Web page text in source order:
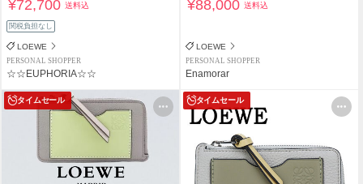
¥72,700送料込
関税負担なし
LOEWE
PERSONAL SHOPPER
☆☆EUPHORIA☆☆
¥88,000送料込
LOEWE
PERSONAL SHOPPER
Enamorar
タイムセール タイムセール